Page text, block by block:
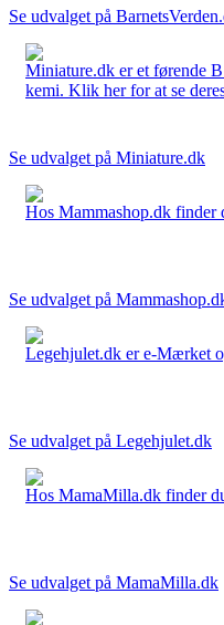
Se udvalget på
Miniature.dk er et førende
kemi. Klik her for at se
Se udvalget på Miniature.dk
Hos Mammashop.dk finder
Se udvalget på
Legehjulet.dk er e-Mærket
Se udvalget på Legehjulet.dk
Hos MamaMilla.dk finder
Se udvalget på MamaMilla.dk